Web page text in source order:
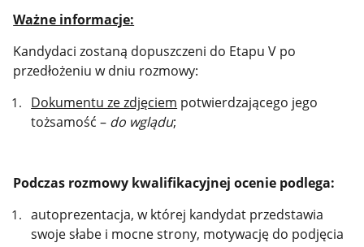
Ważne informacje:
Kandydaci zostaną dopuszczeni do Etapu V po
przedłożeniu w dniu rozmowy:
Dokumentu ze zdjęciem potwierdzającego jego
tożsamość – do wglądu;
Podczas rozmowy kwalifikacyjnej ocenie podlega:
autoprezentacja, w której kandydat przedstawia
swoje słabe i mocne strony, motywację do podjęcia